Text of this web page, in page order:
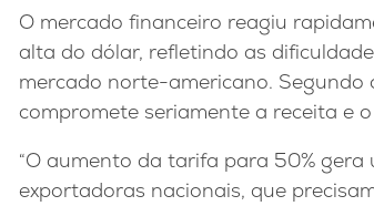
O mercado financeiro reagiu
alta do dólar, refletindo as
mercado norte-americano.
compromete seriamente a receita e
“O aumento da tarifa para 50%
exportadoras nacionais, que